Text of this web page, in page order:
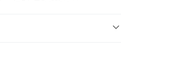
點擊此簡訊中的連結，可透過四大超商
取消之訂單仍視為有效，需透過AFTEE
以上)免運費